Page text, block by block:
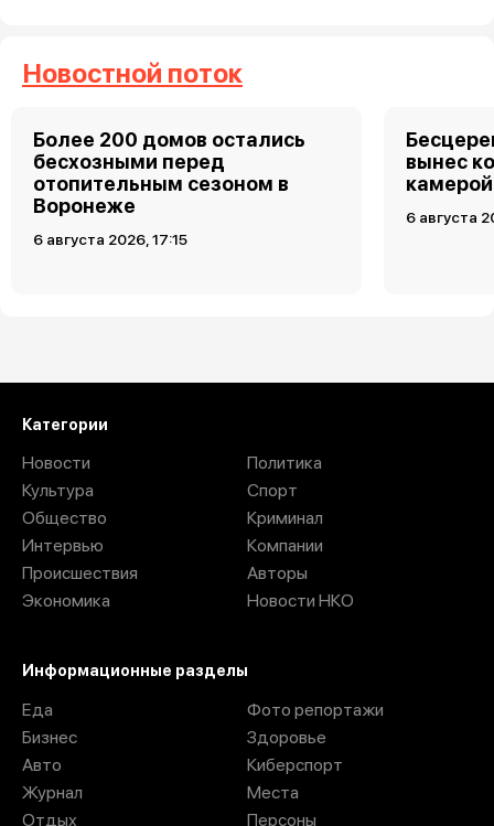
Новостной поток
Более 200 домов остались
бесхозными перед
отопительным сезоном в
Воронеже
6 августа 2026, 17:15
вынес
6 августа
Категории
Новости
Культура
Общество
Интервью
Происшествия
Экономика
Политика
Спорт
Криминал
Компании
Авторы
Новости НКО
Информационные разделы
Еда
Бизнес
Авто
Журнал
Отдых
Фото репортажи
Здоровье
Киберспорт
Места
Персоны